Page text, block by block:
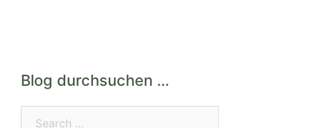
Blog durchsuchen …